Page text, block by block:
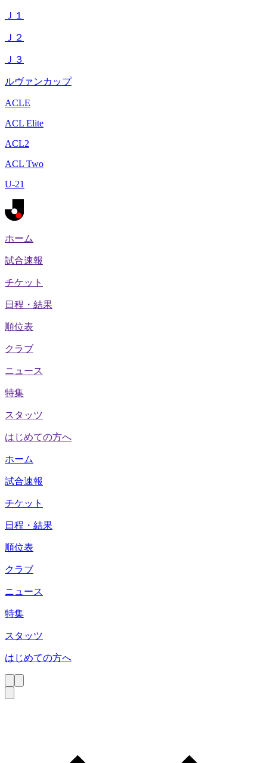
Ｊ１
Ｊ２
Ｊ３
ルヴァンカップ
ACLE
ACL Elite
ACL2
ACL Two
U-21
ホーム
試合速報
チケット
日程・結果
順位表
クラブ
ニュース
特集
スタッツ
はじめての方へ
ホーム
試合速報
チケット
日程・結果
順位表
クラブ
ニュース
特集
スタッツ
はじめての方へ